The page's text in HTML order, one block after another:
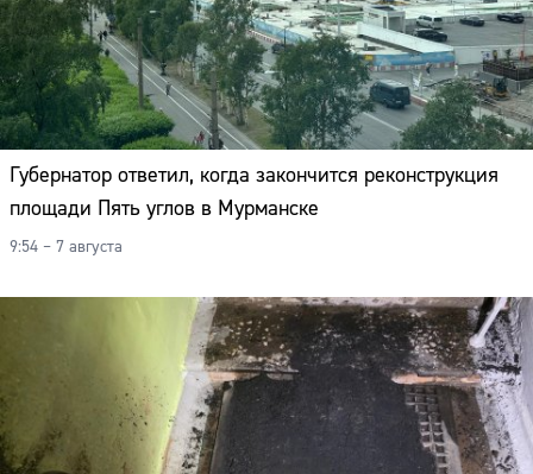
Губернатор ответил, когда закончится реконструкция
площади Пять углов в Мурманске
9:54 – 7 августа